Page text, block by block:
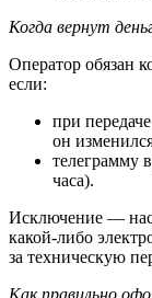
Когда вернут
Оператор обязан
если:
при
он
телеграмму
часа).
Исключение —
какой-либо
за техническую
Как правильно